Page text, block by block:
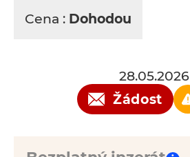
Cena : Dohodou
28.05.2026
Žádost